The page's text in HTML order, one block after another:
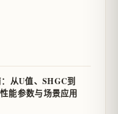
从U值、SHGC到
能参数与场景应用